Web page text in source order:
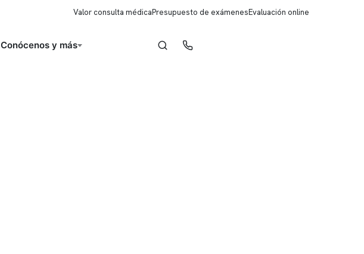
Valor consulta médicaPresupuesto de exámenesEvaluación online
Conócenos y más